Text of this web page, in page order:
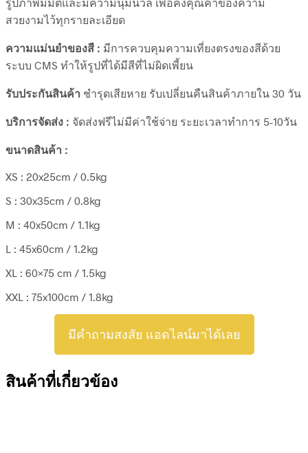
รูปภาพมีมิติและมีความนุ่มนวล เพื่อคงคุณค่าของความ
สวยงามไว้ทุกรายละเอียด
ความแม่นยำของสี : มีการควบคุมความเที่ยงตรงของสีด้วย
ระบบ CMS ทำให้รูปที่ได้มีสีที่ไม่ผิดเพี้ยน
รับประกันสินค้า ชำรุดเสียหาย รับเปลี่ยนคืนสินค้าภายใน 30 วัน
บริการจัดส่ง : จัดส่งฟรีไม่มีค่าใช้จ่าย ระยะเวลาทำการ 5-10วัน
ขนาดสินค้า :
XS : 20x25cm / 0.5kg
S : 30x35cm / 0.8kg
M : 40x50cm / 1.1kg
L : 45x60cm / 1.2kg
XL : 60×75 cm / 1.5kg
XXL : 75x100cm / 1.8kg
มีคำถามสงสัย แอดไลน์มาได้เลย
สินค้าที่เกี่ยวข้อง